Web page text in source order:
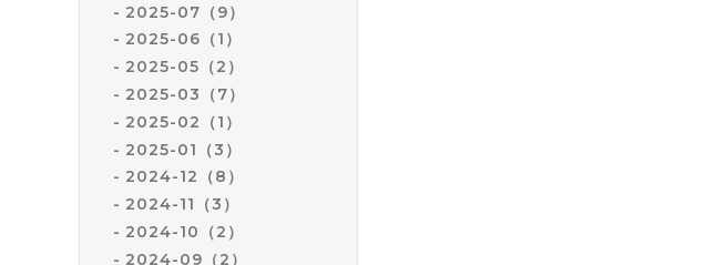
2025-07（9）
2025-06（1）
2025-05（2）
2025-03（7）
2025-02（1）
2025-01（3）
2024-12（8）
2024-11（3）
2024-10（2）
2024-09（2）